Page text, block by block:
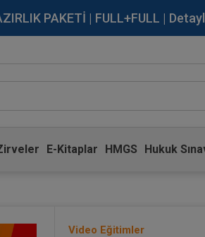
PAKETİ | FULL+FULL |
E-Kitaplar HMGS Hukuk
Video Eğitimler